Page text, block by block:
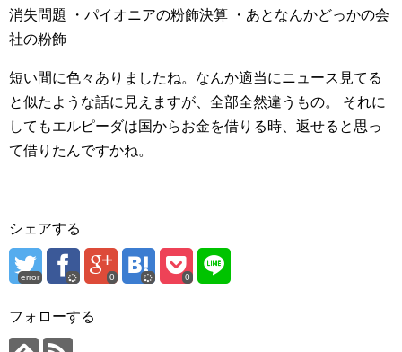
消失問題
・パイオニアの粉飾決算 ・あとなんかどっかの会
社の粉飾
短い間に色々ありましたね。なんか適当にニュース見てる
と似たような話に見えますが、全部全然違うもの。
それに
してもエルピーダは国からお金を借りる時、返せると思っ
て借りたんですかね。
シェアする
error 0 0
フォローする